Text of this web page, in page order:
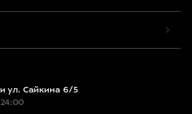
ул. Сайкина 6/5